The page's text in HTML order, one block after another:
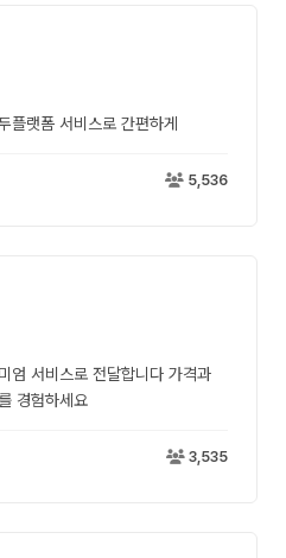
플랫폼 서비스로 간편하게
5,536
엄 서비스로 전달합니다 가격과
경험하세요
3,535